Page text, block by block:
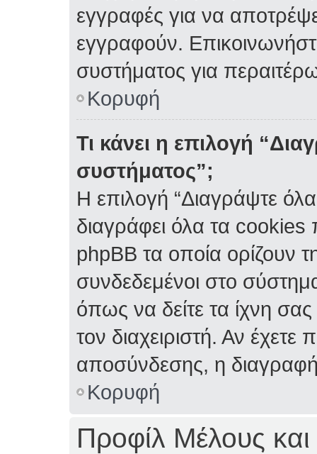
εγγραφές για να
εγγραφούν.
συστήματος για
Κορυφή
Τι κάνει η επιλογή
συστήματος”;
Η επιλογή “Διαγράψτε
διαγράφει όλα τα cookies
phpBB τα οποία ορίζουν
συνδεδεμένοι στο
όπως να δείτε τα ίχνη
τον διαχειριστή. Αν
αποσύνδεσης, η
Κορυφή
Προφίλ Μέλους και